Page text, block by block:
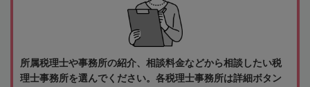
所属税理士や事務所の紹介、相談料金などから相談したい税
理士事務所を選んでください。各税理士事務所は詳細ボタン